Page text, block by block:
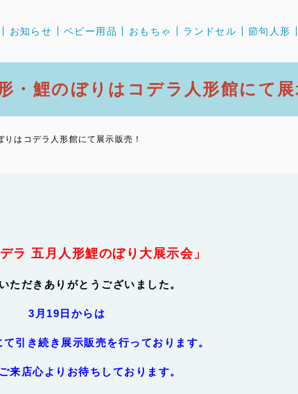
お知らせ ベビー用品 おもちゃ ランドセル 節句人形
・鯉のぼりはコデラ人形館にて展
りはコデラ人形館にて展示販売！
ラ 五月人形鯉のぼり大展示会」
ただきありがとうございました。
3月19日からは
引き続き展示販売を行っております。
来店心よりお待ちしております。